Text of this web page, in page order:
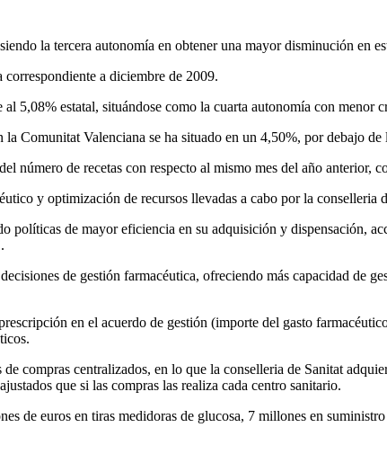
la tercera autonomía en obtener una mayor disminución en
correspondiente a diciembre de 2009.
5,08% estatal, situándose como la cuarta autonomía con menor
Comunitat Valenciana se ha situado en un 4,50%, por debajo de
número de recetas con respecto al mismo mes del año anterior,
y optimización de recursos llevadas a cabo por la conselleria
de mayor eficiencia en su adquisición y dispensación,
de gestión farmacéutica, ofreciendo más capacidad de
en el acuerdo de gestión (importe del gasto
compras centralizados, en lo que la conselleria de Sanitat
que si las compras las realiza cada centro sanitario.
de euros en tiras medidoras de glucosa, 7 millones en